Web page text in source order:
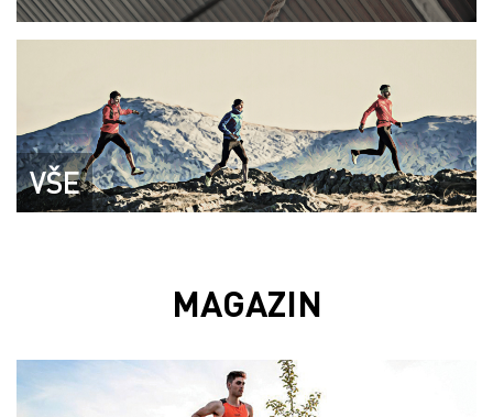
VŠE
MAGAZIN